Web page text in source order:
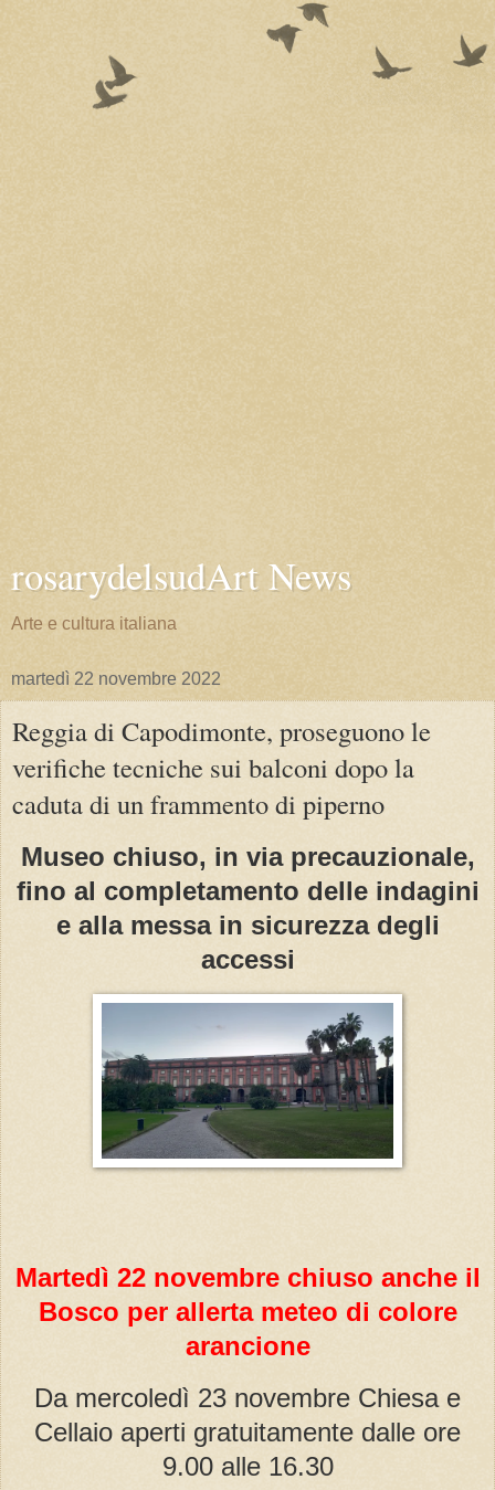
rosarydelsudArt News
Arte e cultura italiana
martedì 22 novembre 2022
Reggia di Capodimonte, proseguono le
verifiche tecniche sui balconi dopo la
caduta di un frammento di piperno
Museo chiuso, in via precauzionale,
fino al completamento delle indagini
e alla messa in sicurezza degli
accessi
Martedì 22 novembre chiuso anche il
Bosco per allerta meteo di colore
arancione
Da mercoledì 23 novembre Chiesa e
Cellaio aperti gratuitamente dalle ore
9.00 alle 16.30